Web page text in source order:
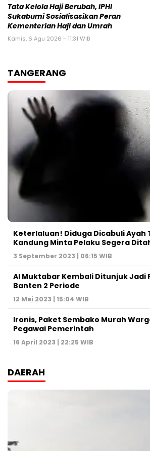
Tata Kelola Haji Berubah, IPHI
Sukabumi Sosialisasikan Peran
Kementerian Haji dan Umrah
Kamis, 6 Agu 2026 - 11:31 WIB
TANGERANG
Keterlaluan! Diduga Dicabuli Ayah
Kandung Minta Pelaku Segera
3 September 2023 | 06:15 WIB
Al Muktabar Kembali Ditunjuk Jadi
Banten 2 Periode
12 Mei 2023 | 15:04 WIB
Ironis, Paket Sembako Murah
Pegawai Pemerintah
16 April 2023 | 22:25 WIB
DAERAH